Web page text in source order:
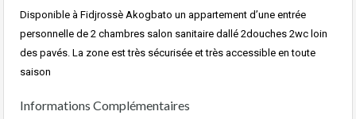
Disponible à Fidjrossè Akogbato un appartement d’une entrée
personnelle de 2 chambres salon sanitaire dallé 2douches 2wc loin
des pavés. La zone est très sécurisée et très accessible en toute
saison
Informations Complémentaires